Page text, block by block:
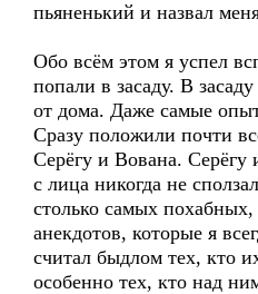
пьяненький и назвал
Обо всём этом я успел
попали в засаду. В
от дома. Даже самые
Сразу положили почти
Серёгу и Вована.
с лица никогда не
столько самых
анекдотов, которые я
считал быдлом тех, кто
особенно тех, кто над